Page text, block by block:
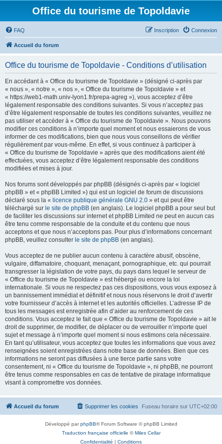
Office du tourisme de Topoldavie
FAQ Connexion
Inscription
Accueil du forum
Office du tourisme de Topoldavie - Conditions d’utilisation
En accédant à « Office du tourisme de Topoldavie » (désigné ci-après par
« nous », « notre », « nos », « Office du tourisme de Topoldavie » et
« https://web1-math.univ-lyon1.fr/prepa-agreg »), vous acceptez d’être
légalement responsable des conditions suivantes. Si vous n’acceptez pas
d’être légalement responsable de toutes les conditions suivantes, veuillez ne
pas utiliser et accéder à « Office du tourisme de Topoldavie ». Nous pouvons
modifier ces conditions à n’importe quel moment et nous essaierons de vous
informer de ces modifications, bien que nous vous conseillons de vérifier
régulièrement par vous-même. En effet, si vous continuez à participer à
« Office du tourisme de Topoldavie » après que des modifications aient été
effectuées, vous acceptez d’être légalement responsable des conditions
modifiées et mises à jour.
Nos forums sont développés par phpBB (désignés ci-après par « logiciel
phpBB » et « phpBB Limited ») qui est un logiciel de forum de discussions
déclaré sous la « licence publique générale GNU 2.0 » et qui peut être
téléchargé sur le site de phpBB (en anglais). Le logiciel phpBB a pour seul but
de faciliter les discussions sur internet et phpBB Limited ne peut en aucun cas
être tenu comme responsable de la conduite et du contenu que nous
acceptons et que nous n’acceptons pas. Pour plus d’informations concernant
phpBB, veuillez consulter le site de phpBB (en anglais).
Vous acceptez de ne publier aucun contenu à caractère abusif, obscène,
vulgaire, diffamatoire, choquant, menaçant, pornographique, etc. qui pourrait
transgresser la législation de votre pays, du pays dans lequel le serveur de
« Office du tourisme de Topoldavie » est hébergé ou encore la loi
internationale. Si vous ne respectez pas ces dispositions, vous vous exposez à
un bannissement immédiat et définitif et nous nous réservons le droit d’avertir
votre fournisseur d’accès à internet et les autorités officielles. L’adresse IP de
tous les messages est enregistrée afin d’aider au renforcement de ces
conditions. Vous acceptez le fait que « Office du tourisme de Topoldavie » ait le
droit de supprimer, de modifier, de déplacer ou de verrouiller n’importe quel
sujet et message à n’importe quel moment si nous estimons cela nécessaire.
En tant qu’utilisateur, vous acceptez que toutes les informations que vous avez
renseignées soient enregistrées dans notre base de données. Bien que ces
informations ne seront pas diffusées à une tierce partie sans votre
consentement, ni « Office du tourisme de Topoldavie », ni phpBB, ne pourront
être tenus comme responsables en cas de tentative de piratage informatique
visant à compromettre vos données.
Accueil du forum Fuseau horaire sur UTC+02:00
Supprimer les cookies
Développé parphpBB® Forum Software © phpBB Limited
Traduction française officielle ©Miles Cellar
Confidentialité | Conditions